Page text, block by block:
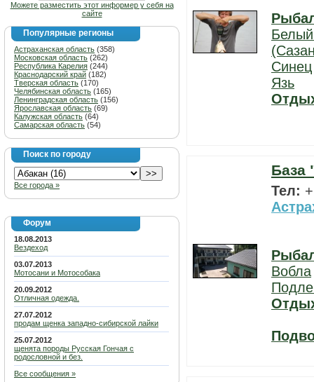
Можете разместить этот информер у себя на
сайте
Популярные регионы
Астраханская область (358)
Московская область (262)
Республика Карелия (244)
Краснодарский край (182)
Тверская область (170)
Челябинская область (165)
Ленинградская область (156)
Ярославская область (69)
Калужская область (64)
Самарская область (54)
Поиск по городу
Все города »
Форум
18.08.2013
Вездеход
03.07.2013
Мотосани и Мотособака
20.09.2012
Отличная одежда.
27.07.2012
продам щенка западно-сибирской лайки
25.07.2012
щенята породы Русская Гончая с
родословной и без.
Все сообщения »
Синец
Язь
База
Тел:
Вобла